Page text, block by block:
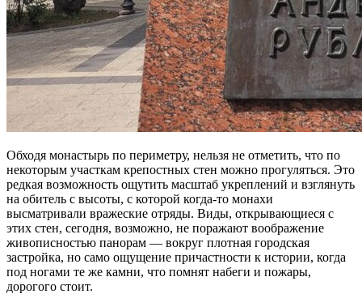
Обходя монастырь по периметру, нельзя не отметить, что по
некоторым участкам крепостных стен можно прогуляться. Это
редкая возможность ощутить масштаб укреплений и взглянуть
на обитель с высоты, с которой когда-то монахи
высматривали вражеские отряды. Виды, открывающиеся с
этих стен, сегодня, возможно, не поражают воображение
живописностью панорам — вокруг плотная городская
застройка, но само ощущение причастности к истории, когда
под ногами те же камни, что помнят набеги и пожары,
дорогого стоит.